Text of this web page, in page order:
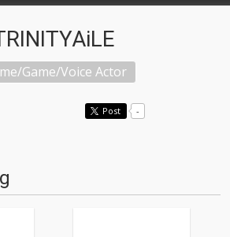
Game/Voice Actor
Post -